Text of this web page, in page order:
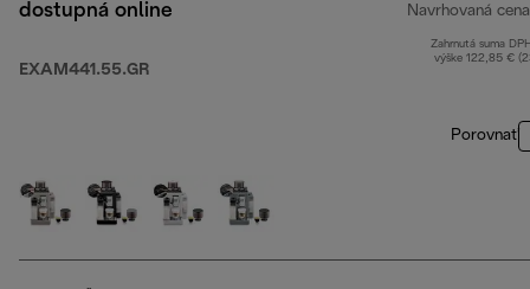
dostupná online
EXAM441.55.GR
Navrhovaná cena
Zahrnutá suma
výške 122,85 €
Porovnať